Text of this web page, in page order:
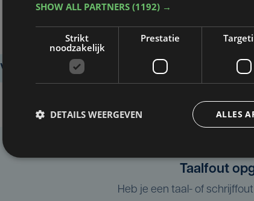
Vlasnijverheid
Taalfout
Heb je een taal- of
SHOW ALL PARTNERS (1192) →
Strikt
noodzakelijk
Prestatie
ALLES
DETAILS WEERGEVEN